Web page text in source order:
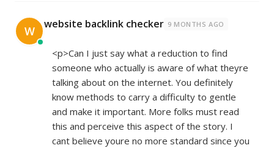
W website backlink checker 9 MONTHS AGO
<p>Can I just say what a reduction to find
someone who actually is aware of what theyre
talking about on the internet. You definitely
know methods to carry a difficulty to gentle
and make it important. More folks must read
this and perceive this aspect of the story. I
cant believe youre no more standard since you